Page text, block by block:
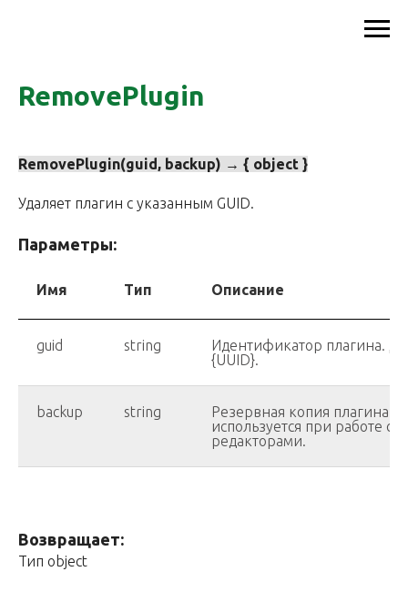
RemovePlugin
RemovePlugin(guid, backup) → { object }
Удаляет плагин с указанным GUID.
Параметры:
Имя Тип Описание
guid string
Идентификатор плагина.
{UUID}.
backup string
Резервная копия плагина.
используется при работе с
редакторами.
Возвращает:
Тип object